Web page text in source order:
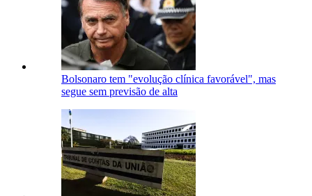
Bolsonaro tem "evolução clínica favorável", mas
segue sem previsão de alta